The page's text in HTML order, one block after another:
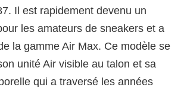
Il est rapidement devenu un
les amateurs de sneakers et a
la gamme Air Max. Ce modèle se
unité Air visible au talon et sa
qui a traversé les années